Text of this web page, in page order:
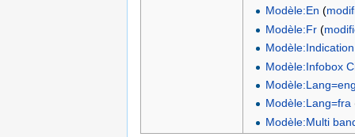
Modèle:En (
Modèle:Fr(
Modèle:Infobox
Modèle:Lang=fra
Modèle:Multi